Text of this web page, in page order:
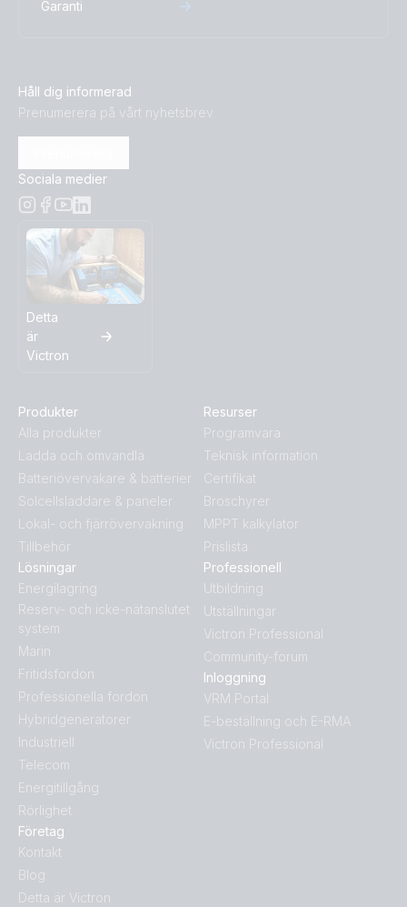
Garanti
Håll dig informerad
Prenumerera på vårt nyhetsbrev
Sociala medier
Detta
är
Victron
Produkter
Alla produkter
Ladda och omvandla
Batteriövervakare & batterier
Solcellsladdare & paneler
Lokal- och fjärrövervakning
Tillbehör
Lösningar
Energilagring
Reserv- och icke-nätanslutet
system
Marin
Fritidsfordon
Professionella fordon
Hybridgeneratorer
Industriell
Telecom
Energitillgång
Rörlighet
Företag
Kontakt
Blog
Detta är Victron
Resurser
Programvara
Teknisk information
Certifikat
Broschyrer
MPPT kalkylator
Prislista
Professionell
Utbildning
Utställningar
Victron Professional
Community-forum
Inloggning
VRM Portal
E-beställning och E-RMA
Victron Professional